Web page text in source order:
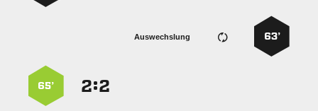
63’
Auswechslung
:
65’